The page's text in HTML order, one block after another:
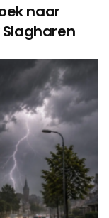
naar